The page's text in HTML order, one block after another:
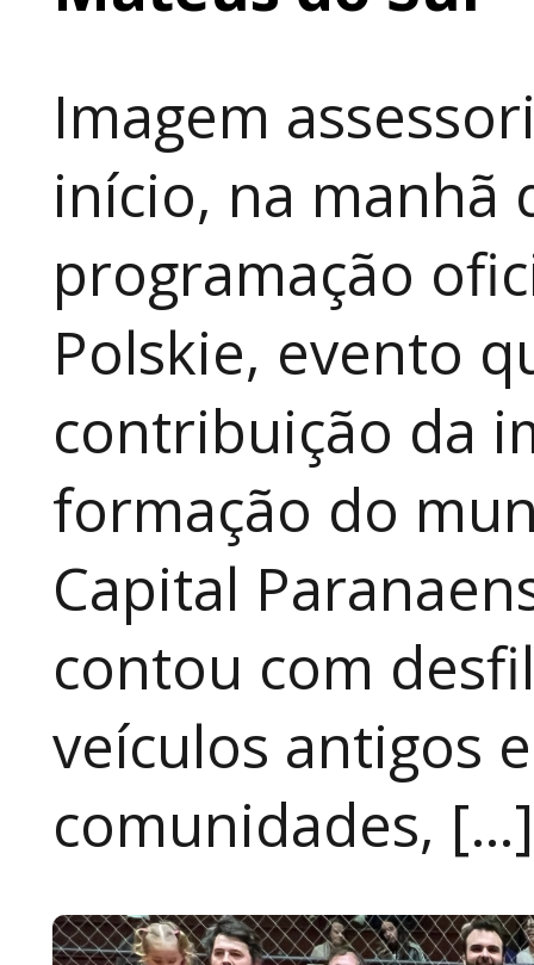
Imagem
início, na manhã
programação
Polskie, evento
contribuição da
formação do
Capital
contou com
veículos antigos
comunidades, […]